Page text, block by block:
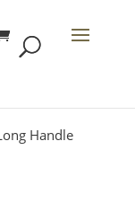
Handle